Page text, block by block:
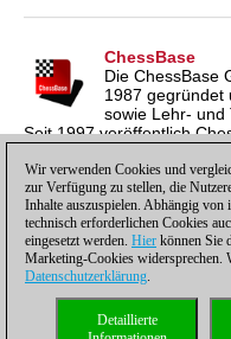
ChessBase
Die ChessBase
1987 gegründet
sowie Lehr- und
Seit 1997 veröffentlich
inzwischen in vier
Schachnachrichtenseite.
Datenschutzhinweis|
Wir verwenden Cookies und
zur Verfügung zu stellen, die
Inhalte auszuspielen. Abhängig von
technisch erforderlichen Cookies
eingesetzt werden. Hier können Sie
Marketing-Cookies widersprechen.
Datenschutzerklärung.
Detaillierte